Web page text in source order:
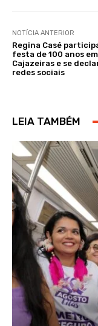
NOTÍCIA ANTERIOR
Regina Casé
festa de 100 anos em
Cajazeiras e se
redes sociais
LEIA TAMBÉM